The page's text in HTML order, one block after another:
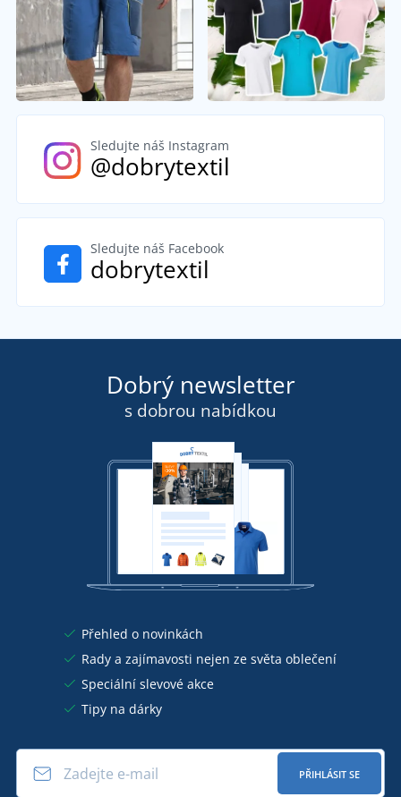
Sledujte náš Instagram
@dobrytextil
Sledujte náš Facebook
dobrytextil
Dobrý newsletter
s dobrou nabídkou
Přehled o novinkách
Rady a zajímavosti nejen ze světa oblečení
Speciální slevové akce
Tipy na dárky
PŘIHLÁSIT SE